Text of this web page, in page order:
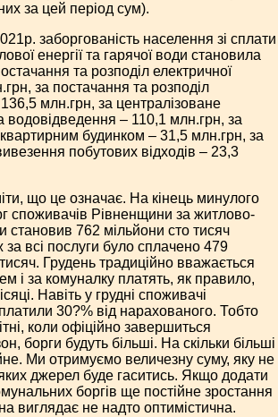
за цей період сум).
заборгованість населення зі сплати
енергії та гарячої води становила
та розподіл електричної
за постачання та розподіл
млн.грн, за централізоване
водовідведення – 110,1 млн.грн, за
будинком – 31,5 млн.грн, за
побутових відходів – 23,3
що це означає. На кінець минулого
споживачів Рівненщини за житлово-
становив 762 мільйони сто тисяч
за всі послуги було сплачено 479
Грудень традиційно вважається
і за комуналку платять, як правило,
Навіть у грудні споживачі
30?% від нарахованого. Тобто
коли офіційно завершиться
борги будуть більші. На скільки більші
Ми отримуємо величезну суму, яку не
джерел буде гаситись. Якщо додати
боргів ще постійне зростання
виглядає не надто оптимістична.